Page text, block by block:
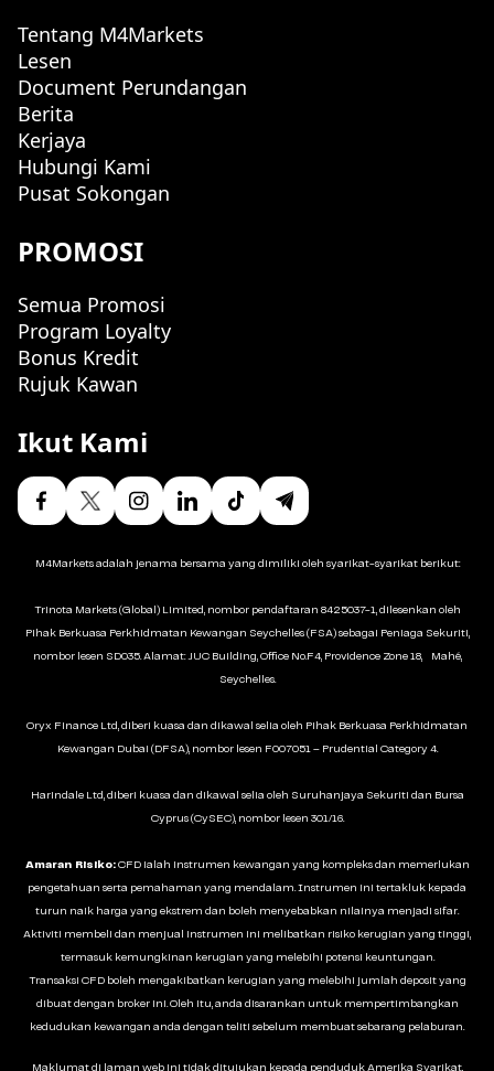
Tentang M4Markets
Lesen
Document Perundangan
Berita
Kerjaya
Hubungi Kami
Pusat Sokongan
PROMOSI
Semua Promosi
Program Loyalty
Bonus Kredit
Rujuk Kawan
Ikut Kami
M4Markets adalah jenama bersama yang dimiliki oleh syarikat-syarikat berikut:
Trinota Markets (Global) Limited, nombor pendaftaran 8425037-1, dilesenkan oleh
Pihak Berkuasa Perkhidmatan Kewangan Seychelles (FSA) sebagai Peniaga Sekuriti,
nombor lesen SD035. Alamat: JUC Building, Office No.F4, Providence Zone 18, Mahé,
Seychelles.
Oryx Finance Ltd, diberi kuasa dan dikawal selia oleh Pihak Berkuasa Perkhidmatan
Kewangan Dubai (DFSA), nombor lesen F007051 – Prudential Category 4.
Harindale Ltd, diberi kuasa dan dikawal selia oleh Suruhanjaya Sekuriti dan Bursa
Cyprus (CySEC), nombor lesen 301/16.
Amaran Risiko:CFD ialah instrumen kewangan yang kompleks dan memerlukan
pengetahuan serta pemahaman yang mendalam. Instrumen ini tertakluk kepada
turun naik harga yang ekstrem dan boleh menyebabkan nilainya menjadi sifar.
Aktiviti membeli dan menjual instrumen ini melibatkan risiko kerugian yang tinggi,
termasuk kemungkinan kerugian yang melebihi potensi keuntungan.
Transaksi CFD boleh mengakibatkan kerugian yang melebihi jumlah deposit yang
dibuat dengan broker ini. Oleh itu, anda disarankan untuk mempertimbangkan
kedudukan kewangan anda dengan teliti sebelum membuat sebarang pelaburan.
Maklumat di laman web ini tidak ditujukan kepada penduduk Amerika Syarikat,